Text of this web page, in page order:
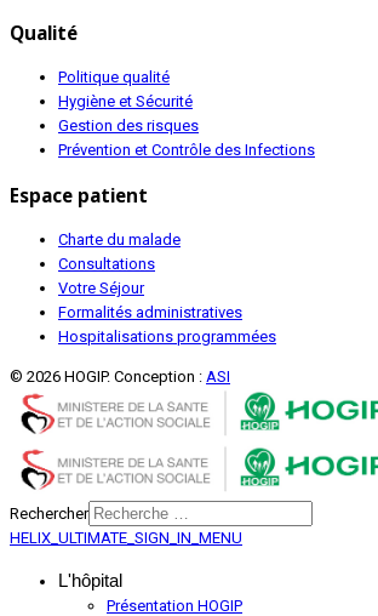
Qualité
Politique qualité
Hygiène et Sécurité
Gestion des risques
Prévention et Contrôle des Infections
Espace patient
Charte du malade
Consultations
Votre Séjour
Formalités administratives
Hospitalisations programmées
© 2026 HOGIP. Conception : ASI
Rechercher
HELIX_ULTIMATE_SIGN_IN_MENU
L'hôpital
Présentation HOGIP